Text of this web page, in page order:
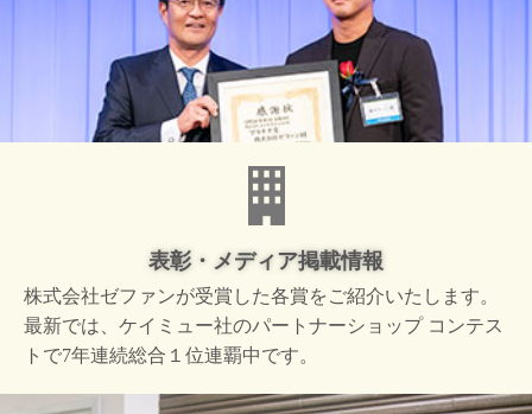
表彰・メディア掲載情報
株式会社ゼファンが受賞した各賞をご紹介いたします。
最新では、ケイミュー社のパートナーショップ コンテス
トで7年連続総合１位連覇中です。